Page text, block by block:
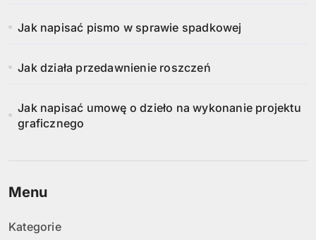
o
a
n
e
w
p
Jak napisać pismo w sprawie spadkowej
Jak działa przedawnienie roszczeń
Jak napisać umowę o dzieło na wykonanie projektu
graficznego
Menu
Kategorie